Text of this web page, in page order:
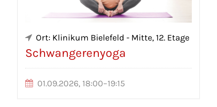
Ort: Klinikum Bielefeld - Mitte, 12. Etage
Schwangerenyoga
01.09.2026, 18:00–19:15